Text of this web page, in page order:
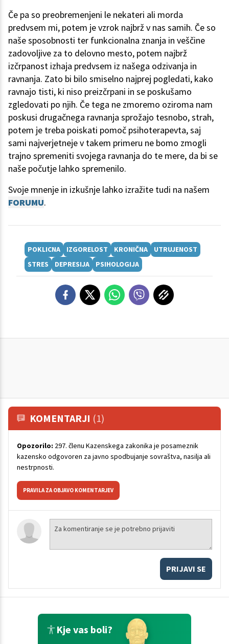
Če pa so preobremenjeni le nekateri ali morda
predvsem mi, potem je vzrok najbrž v nas samih. Če so
naše sposobnosti ter funkcionalna znanja in veščine
zadovoljive za to delovno mesto, potem najbrž
izčrpanost izhaja predvsem iz našega odzivanja in
ravnanja. Zato bi bilo smiselno najprej pogledati, kako
ravnajo tisti, ki niso preizčrpani in se poskušamo
zgledovati po njih. Če tega ne zmoremo oziroma nam
poskusi drugačnega ravnanja sprožajo tesnobo, strah,
potem je treba poiskati pomoč psihoterapevta, saj
sami najverjetneje v takem primeru ne bomo zmogli
trajno spremeniti svojega ravnanja do te mere, da bi se
naše počutje lahko spremenilo.
Svoje mnenje in izkušnje lahko izražite tudi na našem
FORUMU.
POKLICNA IZGORELOST KRONIČNA
UTRUJENOST
STRES
DEPRESIJA PSIHOLOGIJA
KOMENTARJI (1)
Opozorilo: 297. členu Kazenskega zakonika je posameznik
kazensko odgovoren za javno spodbujanje sovraštva, nasilja ali
nestrpnosti.
PRAVILA ZA OBJAVO KOMENTARJEV
PRIJAVI SE
Kje vas boli?